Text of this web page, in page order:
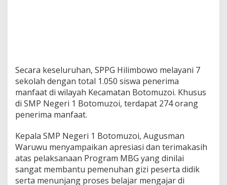
Secara keseluruhan, SPPG Hilimbowo melayani 7
sekolah dengan total 1.050 siswa penerima
manfaat di wilayah Kecamatan Botomuzoi. Khusus
di SMP Negeri 1 Botomuzoi, terdapat 274 orang
penerima manfaat.
Kepala SMP Negeri 1 Botomuzoi, Augusman
Waruwu menyampaikan apresiasi dan terimakasih
atas pelaksanaan Program MBG yang dinilai
sangat membantu pemenuhan gizi peserta didik
serta menunjang proses belajar mengajar di